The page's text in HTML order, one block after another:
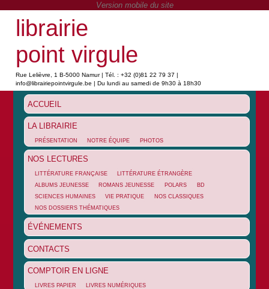
librairie
point virgule
Rue Lelièvre, 1 B-5000 Namur | Tél. : +32 (0)81 22 79 37 |
info@librairiepointvirgule.be | Du lundi au samedi de 9h30 à 18h30
ACCUEIL
LA LIBRAIRIE
PRÉSENTATION NOTRE ÉQUIPE PHOTOS
NOS LECTURES
LITTÉRATURE FRANÇAISE
LITTÉRATURE ÉTRANGÈRE
ALBUMS JEUNESSE
ROMANS JEUNESSE POLARS
BD
SCIENCES HUMAINES
VIE PRATIQUE
NOS CLASSIQUES
NOS DOSSIERS THÉMATIQUES
ÉVÉNEMENTS
CONTACTS
COMPTOIR EN LIGNE
LIVRES PAPIER LIVRES NUMÉRIQUES